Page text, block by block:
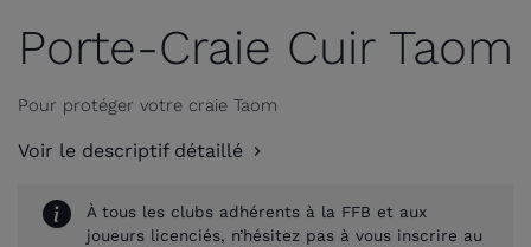
Porte-Craie Cuir Taom
Pour protéger votre craie Taom
Voir le descriptif détaillé
À tous les clubs adhérents à la FFB et aux
joueurs licenciés, n’hésitez pas à vous inscrire au